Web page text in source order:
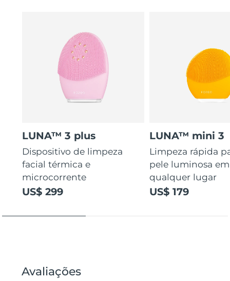
LUNA™ 3 plus
Dispositivo de limpeza
facial térmica e
microcorrente
US$ 299
LUNA™ mini 3
Limpeza rápida
pele luminosa em
qualquer lugar
US$ 179